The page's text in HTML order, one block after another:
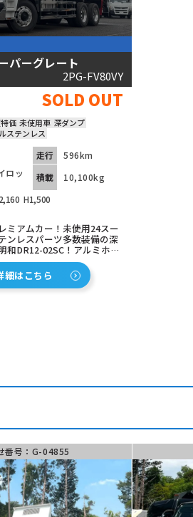
パーグレート
2PG-FV80VY
SOLD OUT
価 未使用車 深ダンプ
ステンレス
走行
596km
ロッ 積載
10,100kg
H1,500
ミアムカー！未使用24スー
ンレスパーツ多数装備の深
和DR12-02SC！アルミホイ
たっぷり21立米！アクティ
等安全装備も充実！バック
！
細はこちら
番号：G-04855